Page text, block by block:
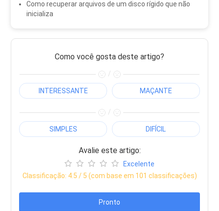
Como recuperar arquivos de um disco rígido que não
inicializa
Como você gosta deste artigo?
/
INTERESSANTE MAÇANTE
/
SIMPLES DIFÍCIL
Avalie este artigo:
Excelente
Classificação: 4.5 / 5 (com base em 101 classificações)
Pronto